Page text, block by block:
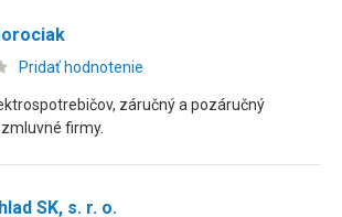
Pridať hodnotenie
záručný a pozáručný
firmy.
SK, s. r. o.